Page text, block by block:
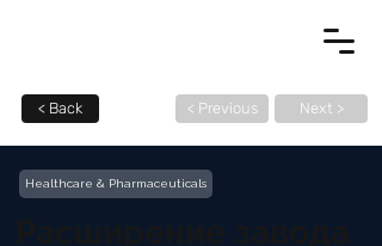
< Back < Previous Next >
Healthcare & Pharmaceuticals